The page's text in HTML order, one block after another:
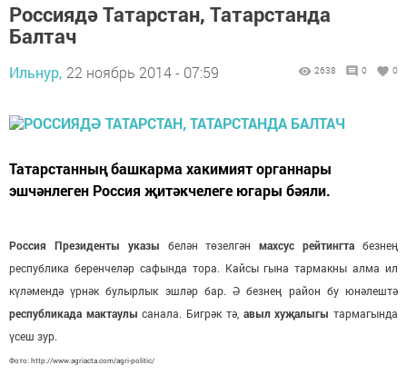
Россиядә Татарстан, Татарстанда
Балтач
Ильнур, 22 ноябрь 2014 - 07:59 2638 0 0
Татарстанның башкарма хакимият органнары
эшчәнлеген Россия җитәкчелеге югары бәяли.
Россия Президенты указы белән төзелгәнмахсус рейтингта безнең
республика беренчеләр сафында тора. Кайсы гына тармакны алма ил
күләмендә үрнәк булырлык эшләр бар. Ә безнең район бу юнәлештә
республикада мактаулы санала. Бигрәк тә, авыл хуҗалыгы тармагында
үсеш зур.
Фото: http://www.agriacta.com/agri-politic/